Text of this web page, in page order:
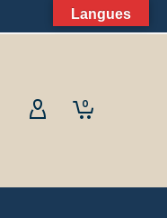
0
Langues